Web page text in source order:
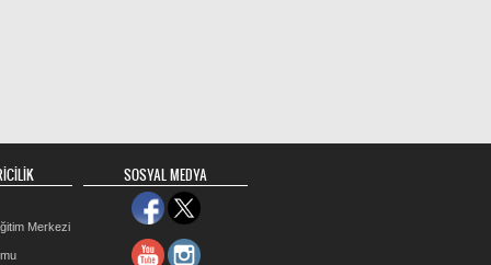
Merkezi
SOSYAL MEDYA